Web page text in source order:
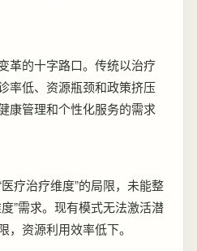
革的十字路口。传统以治疗
率低、资源瓶颈和政策挤压
康管理和个性化服务的需求
疗治疗维度”的局限，未能整
”需求。现有模式无法激活潜
资源利用效率低下。